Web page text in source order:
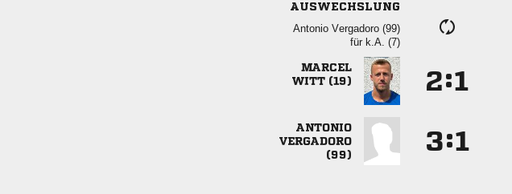
AUSWECHSLUNG
  
für k.A. (7)

 
:



: